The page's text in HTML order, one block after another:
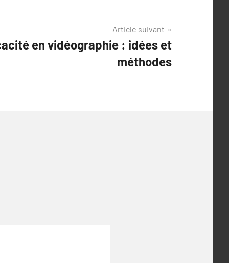
Article suivant
en vidéographie : idées et
méthodes